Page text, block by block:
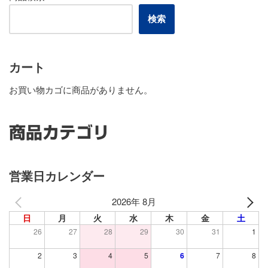
検索
カート
お買い物カゴに商品がありません。
商品カテゴリ
営業日カレンダー
2026年 8月
日 月 火 水 木 金 土
26 27 28 29 30 31 1
2 3 4 5 6 7 8